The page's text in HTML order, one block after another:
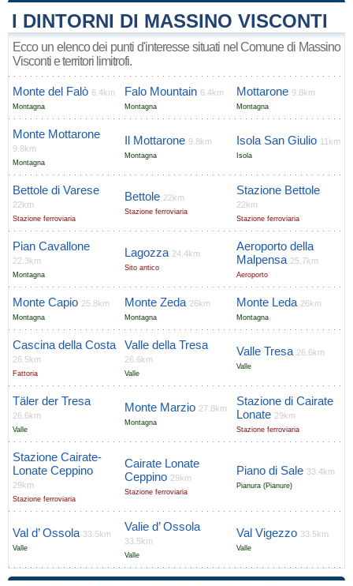
I DINTORNI DI MASSINO VISCONTI
Ecco un elenco dei punti d'interesse situati nel Comune di Massino
Visconti e territori limitrofi.
Monte del Falò 6.4km
Montagna
Falo Mountain 6.4km
Montagna
Mottarone 9.8km
Montagna
Monte Mottarone
9.8km
Montagna
Il Mottarone 9.8km
Montagna
Isola San Giulio 11km
Isola
Bettole di Varese
22km
Stazione ferroviaria
Bettole 22km
Stazione ferroviaria
Stazione Bettole
22km
Stazione ferroviaria
Pian Cavallone
22.3km
Montagna
Lagozza 24.4km
Sito antico
Aeroporto della
Malpensa 25.7km
Aeroporto
Monte Capio 25.8km
Montagna
Monte Zeda 26km
Montagna
Monte Leda 26km
Montagna
Cascina della Costa
26.5km
Fattoria
Valle della Tresa
26.6km
Valle
Valle Tresa 26.6km
Valle
Täler der Tresa
26.6km
Valle
Monte Marzio 27.8km
Montagna
Stazione di Cairate
Lonate 29km
Stazione ferroviaria
Stazione Cairate-
Lonate Ceppino
29km
Stazione ferroviaria
Cairate Lonate
Ceppino 29km
Stazione ferroviaria
Piano di Sale 33.4km
Pianura (Pianure)
Val d’ Ossola 33.5km
Valle
Valie d’ Ossola
33.5km
Valle
Val Vigezzo 33.5km
Valle